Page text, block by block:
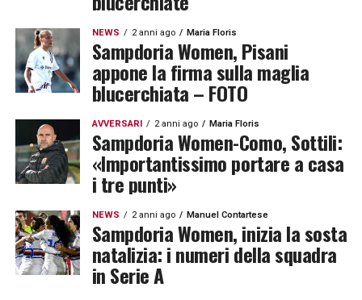
NEWS 2 anni ago Maria Floris
Sampdoria Women, Pisani
appone la firma sulla maglia
blucerchiata – FOTO
AVVERSARI 2 anni ago Maria Floris
Sampdoria Women-Como, Sottili:
«Importantissimo portare a casa
i tre punti»
NEWS 2 anni ago Manuel Contartese
Sampdoria Women, inizia la sosta
natalizia: i numeri della squadra
in Serie A